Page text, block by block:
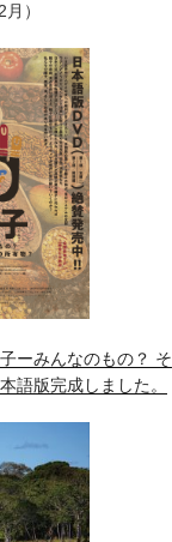
）
ーみんなのもの？ そ
語版完成しました。